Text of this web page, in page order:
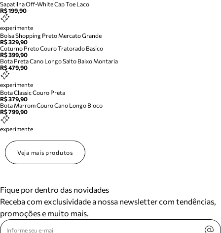
Sapatilha Off-White Cap Toe Laco
R$ 199,90
experimente
Bolsa Shopping Preto Mercato Grande
R$ 329,90
Coturno Preto Couro Tratorado Basico
R$ 399,90
Bota Preta Cano Longo Salto Baixo Montaria
R$ 479,90
experimente
Bota Classic Couro Preta
R$ 379,90
Bota Marrom Couro Cano Longo Bloco
R$ 799,90
experimente
Veja mais produtos
Fique por dentro das novidades
Receba com exclusividade a nossa newsletter com tendências,
promoções e muito mais.